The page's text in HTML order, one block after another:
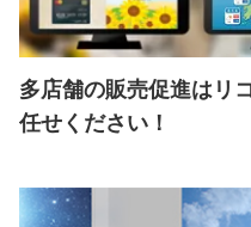
多店舗の販売促進はリ
任せください！